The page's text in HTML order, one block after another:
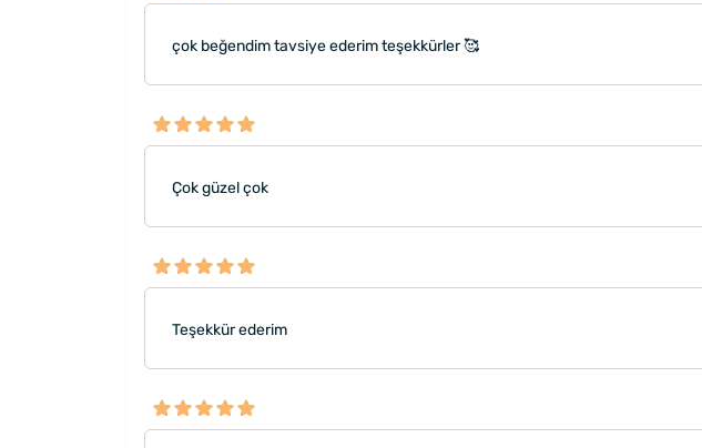
çok beğendim tavsiye ederim teşekkürler 🥰
Çok güzel çok
Teşekkür ederim